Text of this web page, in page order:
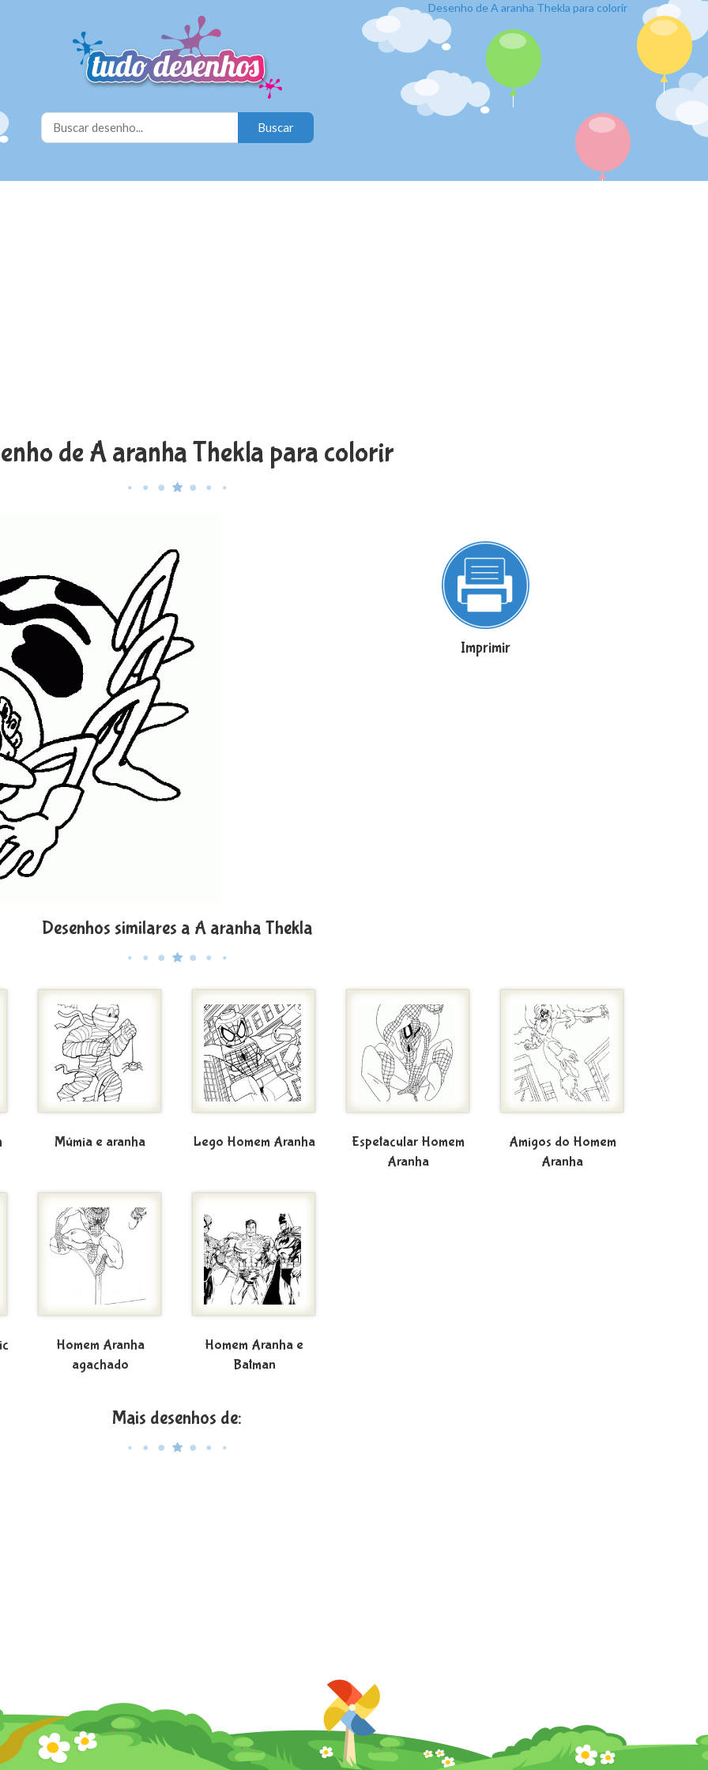
Desenho de A aranha Thekla para colorir
de A aranha Thekla para colorir
Imprimir
Desenhos similares a A aranha Thekla
Múmia e aranha Lego Homem Aranha
Espetacular Homem
Aranha
Amigos do Homem
Aranha
Homem Aranha
agachado
Homem Aranha e
Batman
Mais desenhos de: